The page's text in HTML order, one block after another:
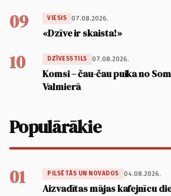
09 VIESIS 07.08.2026.
«Dzīve ir skaista!»
10 DZĪVESSTILS 07.08.2026.
Komsi – čau-čau puika no
Valmierā
Populārākie
01 PILSĒTĀS UN NOVADOS 04.08.2026.
Aizvadītas mājas kafejnīcu